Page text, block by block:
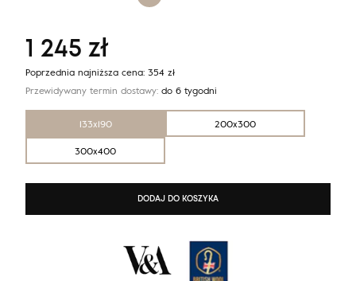
133x190
200x300
300x400
1 245 zł
Poprzednia najniższa cena: 354 zł
Przewidywany termin dostawy: do 6 tygodni
DODAJ DO KOSZYKA